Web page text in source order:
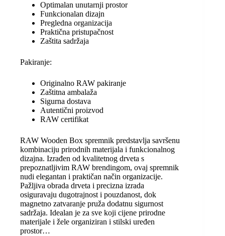
Optimalan unutarnji prostor
Funkcionalan dizajn
Pregledna organizacija
Praktična pristupačnost
Zaštita sadržaja
Pakiranje:
Originalno RAW pakiranje
Zaštitna ambalaža
Sigurna dostava
Autentični proizvod
RAW certifikat
RAW Wooden Box spremnik predstavlja savršenu
kombinaciju prirodnih materijala i funkcionalnog
dizajna. Izrađen od kvalitetnog drveta s
prepoznatljivim RAW brendingom, ovaj spremnik
nudi elegantan i praktičan način organizacije.
Pažljiva obrada drveta i precizna izrada
osiguravaju dugotrajnost i pouzdanost, dok
magnetno zatvaranje pruža dodatnu sigurnost
sadržaja. Idealan je za sve koji cijene prirodne
materijale i žele organiziran i stilski uređen
prostor…